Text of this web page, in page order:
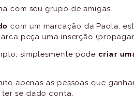
com seu grupo de amigas.
com um marcação da Paola,
peça uma inserção
simplesmente pode criar
apenas as pessoas que
se dado conta.